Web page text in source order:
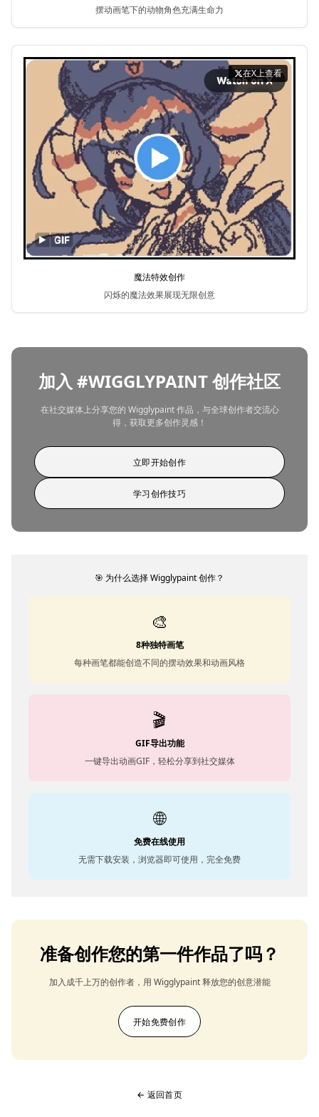
摆动画笔下的动物角色充满生命力
在X上查看
魔法特效创作
闪烁的魔法效果展现无限创意
加入 #WIGGLYPAINT 创作社区
在社交媒体上分享您的 Wigglypaint 作品，与全球创作者交流心
得，获取更多创作灵感！
立即开始创作
学习创作技巧
🎯 为什么选择 Wigglypaint 创作？
🎨
8种独特画笔
每种画笔都能创造不同的摆动效果和动画风格
🎬
GIF导出功能
一键导出动画GIF，轻松分享到社交媒体
🌐
免费在线使用
无需下载安装，浏览器即可使用，完全免费
准备创作您的第一件作品了吗？
加入成千上万的创作者，用 Wigglypaint 释放您的创意潜能
开始免费创作
← 返回首页